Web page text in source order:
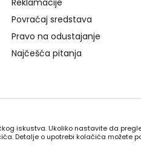
Reklamacije
Povraćaj sredstava
Pravo na odustajanje
Najčešća pitanja
iskustva. Ukoliko nastavite da
Detalje o upotrebi kolačića možete